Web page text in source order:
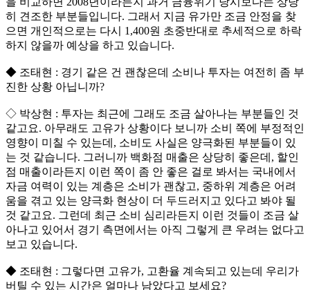
히 견조한 부분들입니다. 그래서 지금 유가만 조금 안정을 찾
으면 개인적으로는 다시 1,400원 초중반대로 추세적으로 하락
하지 않을까 예상을 하고 있습니다.
◆ 조태현 : 경기 같은 건 괜찮은데 소비나 투자는 여전히 좀 부
진한 상황 아닙니까?
◇ 박상현 : 투자는 최근에 그래도 조금 살아나는 부분들인 것
같고요. 아무래도 고유가 상황이다 보니까 소비 쪽에 부정적인
영향이 미칠 수 있는데, 소비도 사실은 양극화된 부분들이 있
는 것 같습니다. 그러니까 백화점 매출은 상당히 좋은데, 할인
점 매출이라든지 이런 쪽이 좀 안 좋은 걸로 봐서는 국내에서
자금 여력이 있는 계층은 소비가 괜찮고, 중하위 계층은 어려
움을 겪고 있는 양극화 현상이 더 두드러지고 있다고 봐야 될
것 같고요. 그런데 최근 소비 심리라든지 이런 것들이 조금 살
아나고 있어서 경기 측면에서는 아직 그렇게 큰 우려는 없다고
보고 있습니다.
◆ 조태현 : 그렇다면 고유가, 고환율 계속되고 있는데 우리가
버틸 수 있는 시간은 얼마나 남았다고 보세요?